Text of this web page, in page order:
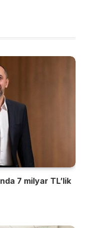
7 milyar TL’lik